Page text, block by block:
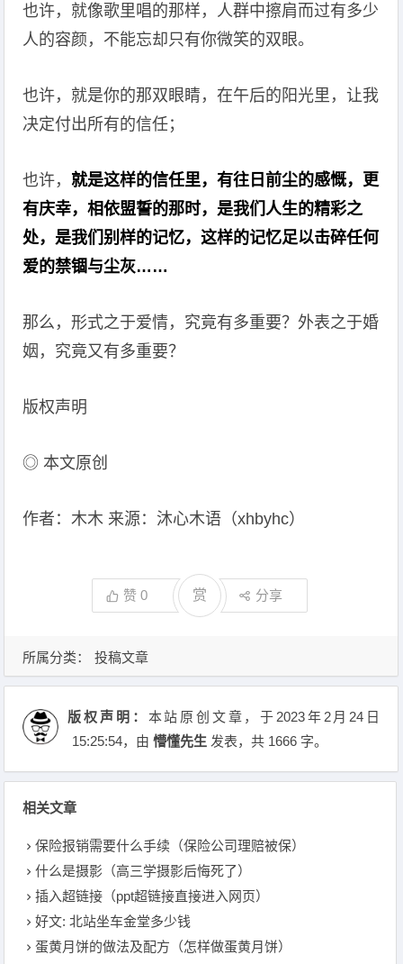
也许，就像歌里唱的那样，人群中擦肩而过有多少
人的容颜，不能忘却只有你微笑的双眼。
也许，就是你的那双眼睛，在午后的阳光里，让我
决定付出所有的信任；
也许，就是这样的信任里，有往日前尘的感慨，更
有庆幸，相依盟誓的那时，是我们人生的精彩之
处，是我们别样的记忆，这样的记忆足以击碎任何
爱的禁锢与尘灰……
那么，形式之于爱情，究竟有多重要？外表之于婚
姻，究竟又有多重要？
版权声明
◎ 本文原创
作者：木木 来源：沐心木语（xhbyhc）
赞0 赏 分享
所属分类： 投稿文章
版权声明： 本站原创文章，于2023年2月24日
15:25:54，由懵懂先生 发表，共 1666 字。
相关文章
保险报销需要什么手续（保险公司理赔被保）
什么是摄影（高三学摄影后悔死了）
插入超链接（ppt超链接直接进入网页）
好文: 北站坐车金堂多少钱
蛋黄月饼的做法及配方（怎样做蛋黄月饼）